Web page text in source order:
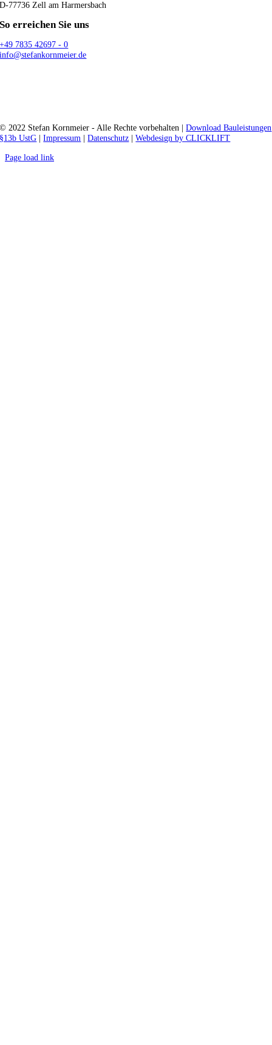
D-77736 Zell am Harmersbach
So erreichen Sie uns
+49 7835 42697 - 0
info@stefankornmeier.de
© 2022 Stefan Kornmeier - Alle Rechte vorbehalten |Download Bauleistungen
§13b UstG |Impressum |Datenschutz |Webdesign by CLICKLIFT
Page load link